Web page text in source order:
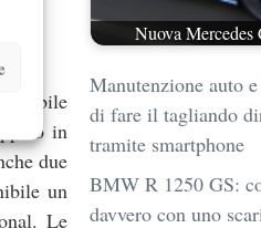
in
due
un
Le
Nuova Mercedes
Manutenzione auto
di fare il tagliando
tramite smartphone
BMW R 1250 GS:
davvero con uno